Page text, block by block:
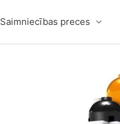
Saimniecības preces